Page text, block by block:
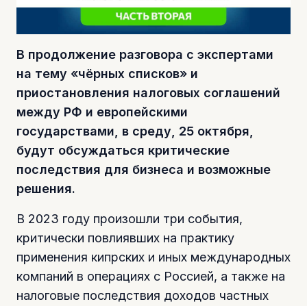
В продолжение разговора с экспертами
на тему «чёрных списков» и
приостановления налоговых соглашений
между РФ и европейскими
государствами, в среду, 25 октября,
будут обсуждаться критические
последствия для бизнеса и возможные
решения.
В 2023 году произошли три события,
критически повлиявших на практику
применения кипрских и иных международных
компаний в операциях с Россией, а также на
налоговые последствия доходов частных